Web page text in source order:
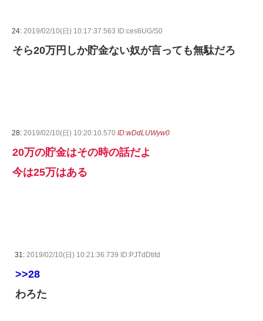
24: 2019/02/10(日) 10:17:37.563 ID:ces6UG/S0
そら20万円しか貯金ない奴が言っても無駄だろ
28: 2019/02/10(日) 10:20:10.570 ID:wDdLUWyw0
20万の貯金はその時の話だよ
今は25万はある
31: 2019/02/10(日) 10:21:36.739 ID:PJTdDtitd
>>28
わろた